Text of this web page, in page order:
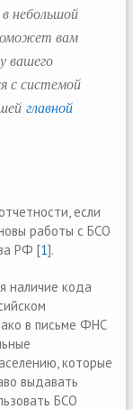
небольшой
вам
вашего
с системой
главной
если
работы с БСО
РФ [1].
наличие кода
в письме ФНС
которые
выдавать
БСО